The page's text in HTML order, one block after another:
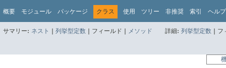
概要 モジュール パッケージ クラス 使用 ツリー 非推奨 索引 ヘルプ
サマリー: ネスト | 列挙型定数 | フィールド | メソッド 詳細: 列挙型定数 | フ